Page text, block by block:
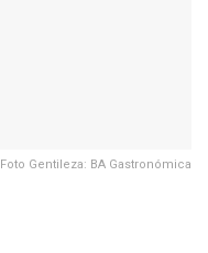
Foto Gentileza: BA Gastronómica